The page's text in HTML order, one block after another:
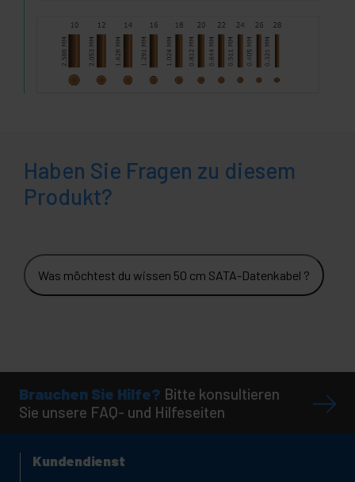
Haben Sie Fragen zu diesem
Produkt?
Was möchtest du wissen 50 cm SATA-Datenkabel ?
Brauchen Sie Hilfe? Bitte konsultieren
Sie unsere FAQ- und Hilfeseiten
Kundendienst